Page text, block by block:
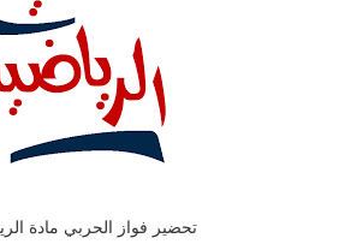
تحضير فواز الحربي مادة